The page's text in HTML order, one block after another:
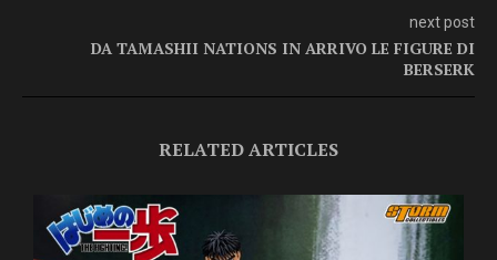
next post
DA TAMASHII NATIONS IN ARRIVO LE FIGURE DI
BERSERK
RELATED ARTICLES